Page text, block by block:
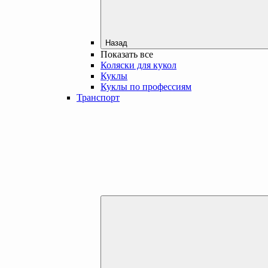
Назад
Показать все
Коляски для кукол
Куклы
Куклы по профессиям
Транспорт